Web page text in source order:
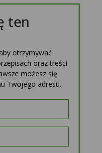
ten
otrzymywać
oraz treści
możesz się
Twojego adresu.